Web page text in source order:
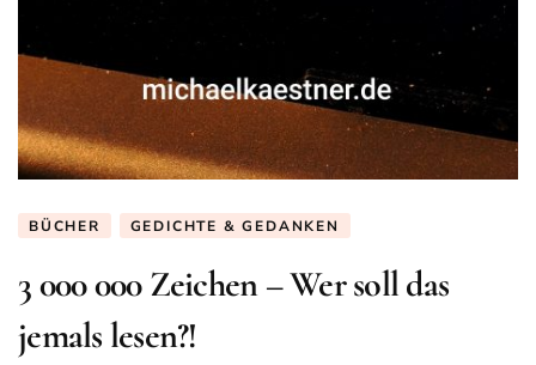
BÜCHER GEDICHTE & GEDANKEN
3 000 000 Zeichen – Wer soll das
jemals lesen?!